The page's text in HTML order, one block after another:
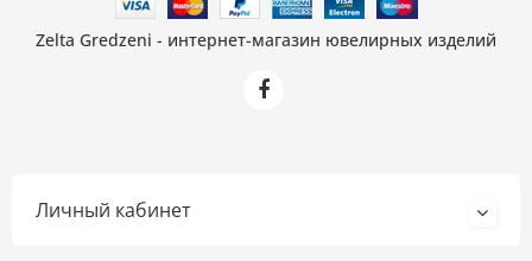
Zelta Gredzeni - интернет-магазин ювелирных изделий
Личный кабинет